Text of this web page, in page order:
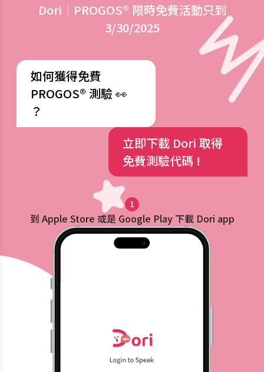
Dori｜PROGOS® 限時免費活動只到
3/30/2025
如何獲得免費
PROGOS® 測驗 👀
？
立即下載 Dori 取得
免費測驗代碼 !
1
到 Apple Store 或是 Google Play 下載 Dori app